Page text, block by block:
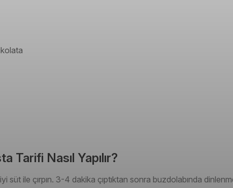
Tarifi Nasıl Yapılır?
süt ile çırpın. 3-4 dakika çıptıktan sonra buzdolabında